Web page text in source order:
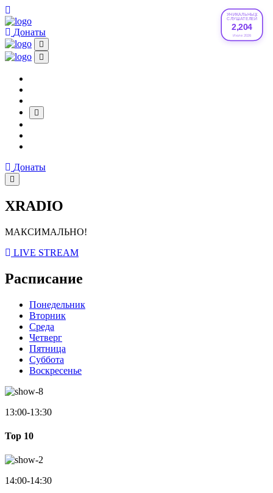
УНИКАЛЬНЫХ
СЛУШАТЕЛЕЙ
2,204
Июле 2026
Донаты
Донаты
XRADIO
МАКСИМАЛЬНО!
LIVE STREAM
Расписание
Понедельник
Вторник
Среда
Четверг
Пятница
Суббота
Воскресенье
13:00-13:30
Top 10
14:00-14:30